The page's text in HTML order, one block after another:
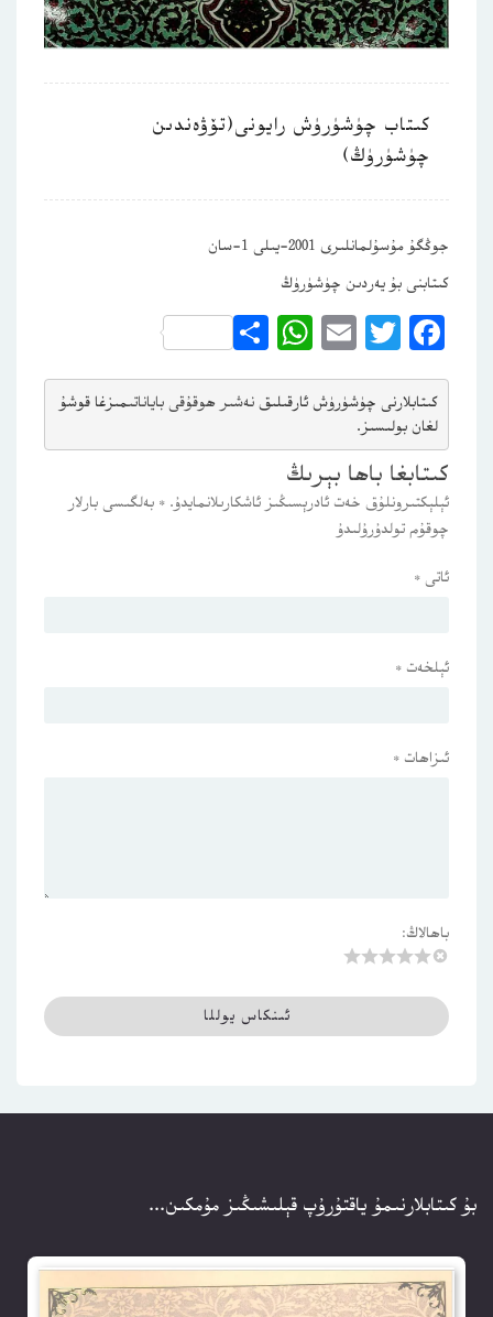
كىتاب چۈشۈرۈش رايونى(تۆۋەندىن
چۈشۈرۈڭ)
جوڭگۇ مۇسۇلمانلىرى 2001-يىلى 1-سان
كىتابنى بۇ يەردىن چۈشۈرۈڭ
Facebook
Twitter
Email
WhatsApp
Share
كىتابلارنى چۈشۈرۈش ئارقىلىق نەشىر ھوقۇقى باياناتىمىزغا قوشۇ
لغان بولىسىز.
كىتابغا باھا بېرىڭ
ئېلېكتىرونلۇق خەت ئادرېسىڭىز ئاشكارىلانمايدۇ. * بەلگىسى بارلار
چوقۇم تولدۇرۇلىدۇ
ئاتى *
ئېلخەت *
ئىزاھات *
باھالاڭ:
بۇ كىتابلارنىمۇ ياقتۇرۇپ قېلىشىڭىز مۇمكىن...